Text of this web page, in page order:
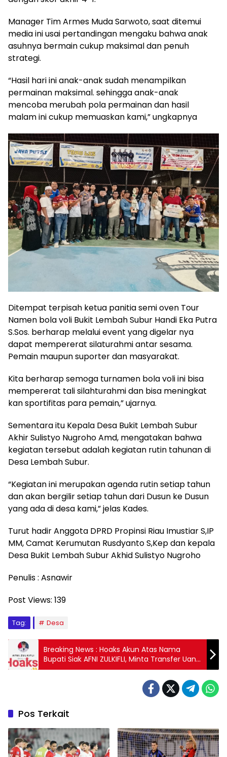
Manager Tim Armes Muda Sarwoto, saat ditemui
media ini usai pertandingan mengaku bahwa anak
asuhnya bermain cukup maksimal dan penuh
strategi.
“Hasil hari ini anak-anak sudah menampilkan
permainan maksimal. sehingga anak-anak
mencoba merubah pola permainan dan hasil
malam ini cukup memuaskan kami,” ungkapnya
Ditempat terpisah ketua panitia semi oven Tour
Namen bola voli Bukit Lembah Subur Handi Eka Putra
S.Sos. berharap melalui event yang digelar nya
dapat mempererat silaturahmi antar sesama.
Pemain maupun suporter dan masyarakat.
Kita berharap semoga turnamen bola voli ini bisa
mempererat tali silahturahmi dan bisa meningkat
kan sportifitas para pemain,” ujarnya.
Sementara itu Kepala Desa Bukit Lembah Subur
Akhir Sulistyo Nugroho Amd, mengatakan bahwa
kegiatan tersebut adalah kegiatan rutin tahunan di
Desa Lembah Subur.
“Kegiatan ini merupakan agenda rutin setiap tahun
dan akan bergilir setiap tahun dari Dusun ke Dusun
yang ada di desa kami,” jelas Kades.
Turut hadir Anggota DPRD Propinsi Riau Imustiar S,IP
MM, Camat Kerumutan Rusdyanto S,Kep dan kepala
Desa Bukit Lembah Subur Akhid Sulistyo Nugroho
Penulis : Asnawir
Post Views: 139
Tag: Desa
Breaking News : Hoaks Akun Atas Nama
Bupati Siak AFNI ZULKIFLI, Minta Transfer Uang
untuk Donasi
Pos Terkait